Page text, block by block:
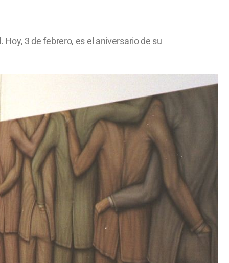
3 de febrero, es el aniversario de su